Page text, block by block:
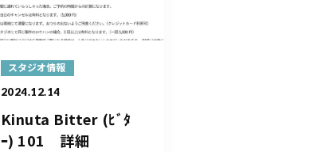
スタジオ情報
2024.12.14
Kinuta Bitter (ﾋﾞﾀ
ｰ) 101 詳細